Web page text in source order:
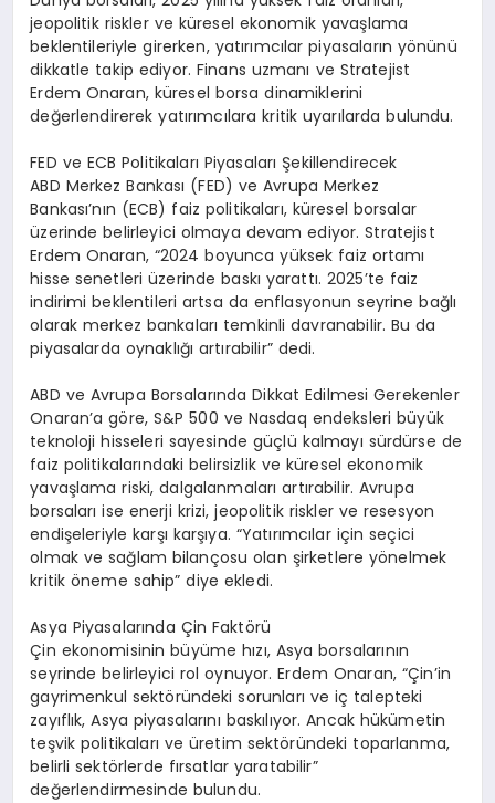
jeopolitik riskler ve küresel ekonomik yavaşlama
beklentileriyle girerken, yatırımcılar piyasaların yönünü
dikkatle takip ediyor. Finans uzmanı ve Stratejist
Erdem Onaran, küresel borsa dinamiklerini
değerlendirerek yatırımcılara kritik uyarılarda bulundu.
FED ve ECB Politikaları Piyasaları Şekillendirecek
ABD Merkez Bankası (FED) ve Avrupa Merkez
Bankası’nın (ECB) faiz politikaları, küresel borsalar
üzerinde belirleyici olmaya devam ediyor. Stratejist
Erdem Onaran, “2024 boyunca yüksek faiz ortamı
hisse senetleri üzerinde baskı yarattı. 2025’te faiz
indirimi beklentileri artsa da enflasyonun seyrine bağlı
olarak merkez bankaları temkinli davranabilir. Bu da
piyasalarda oynaklığı artırabilir” dedi.
ABD ve Avrupa Borsalarında Dikkat Edilmesi Gerekenler
Onaran’a göre, S&P 500 ve Nasdaq endeksleri büyük
teknoloji hisseleri sayesinde güçlü kalmayı sürdürse de
faiz politikalarındaki belirsizlik ve küresel ekonomik
yavaşlama riski, dalgalanmaları artırabilir. Avrupa
borsaları ise enerji krizi, jeopolitik riskler ve resesyon
endişeleriyle karşı karşıya. “Yatırımcılar için seçici
olmak ve sağlam bilançosu olan şirketlere yönelmek
kritik öneme sahip” diye ekledi.
Asya Piyasalarında Çin Faktörü
Çin ekonomisinin büyüme hızı, Asya borsalarının
seyrinde belirleyici rol oynuyor. Erdem Onaran, “Çin’in
gayrimenkul sektöründeki sorunları ve iç talepteki
zayıflık, Asya piyasalarını baskılıyor. Ancak hükümetin
teşvik politikaları ve üretim sektöründeki toparlanma,
belirli sektörlerde fırsatlar yaratabilir”
değerlendirmesinde bulundu.